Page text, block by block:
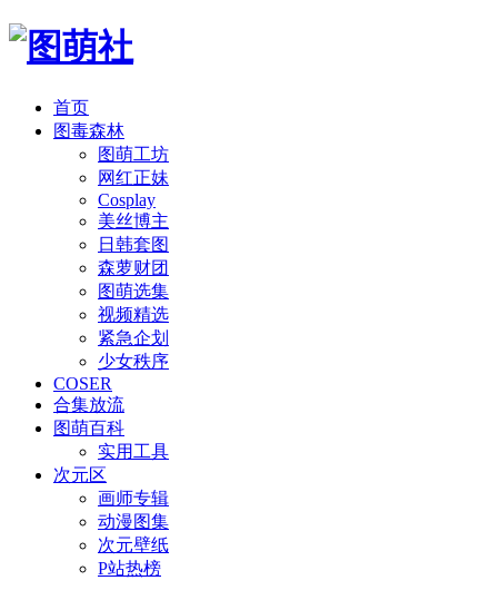
首页
图毒森林
图萌工坊
网红正妹
Cosplay
美丝博主
日韩套图
森萝财团
图萌选集
视频精选
紧急企划
少女秩序
COSER
合集放流
图萌百科
实用工具
次元区
画师专辑
动漫图集
次元壁纸
P站热榜